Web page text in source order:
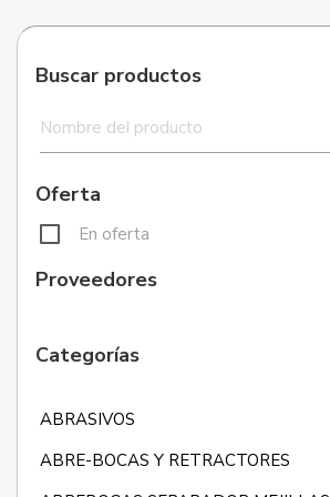
Buscar productos
Oferta
En oferta
Proveedores
Categorías
ABRASIVOS
ABRE-BOCAS Y RETRACTORES